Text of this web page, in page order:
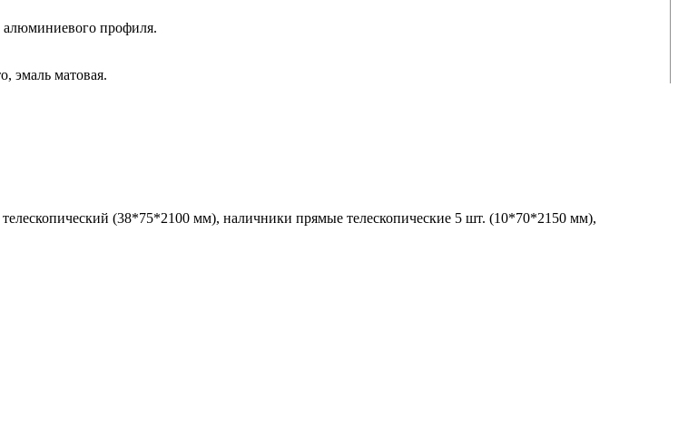
алюминиевого профиля.
эмаль матовая.
(38*75*2100 мм), наличники прямые телескопические 5 шт. (10*70*2150 мм),